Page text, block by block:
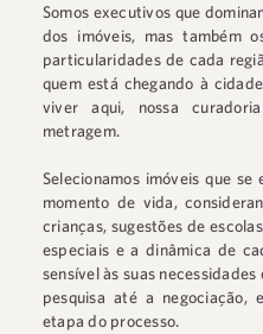
Somos executivos que
dos imóveis, mas também
particularidades de cada
quem está chegando à
viver aqui, nossa
metragem.
Selecionamos imóveis que
momento de vida,
crianças, sugestões de
especiais e a dinâmica de
sensível às suas
pesquisa até a negociação,
etapa do processo.